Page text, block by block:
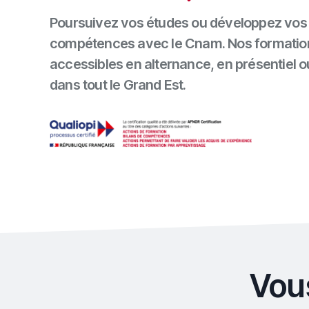
Poursuivez vos études ou développez vos
compétences avec le Cnam. Nos
accessibles en alternance, en présentiel
dans tout le Grand Est.